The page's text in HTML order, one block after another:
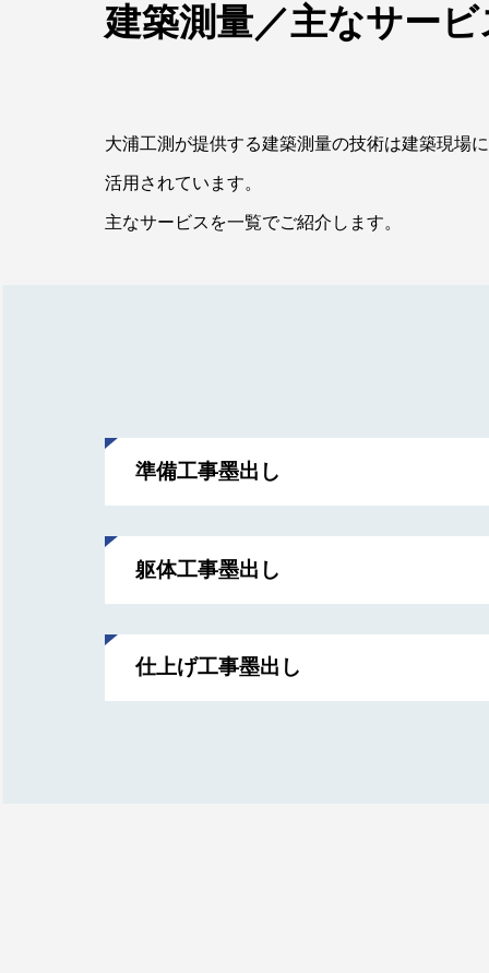
建築測量／主なサービ
大浦工測が提供する建築測量の技術は建築現場
活用されています。
主なサービスを一覧でご紹介します。
準備工事墨出し
躯体工事墨出し
仕上げ工事墨出し